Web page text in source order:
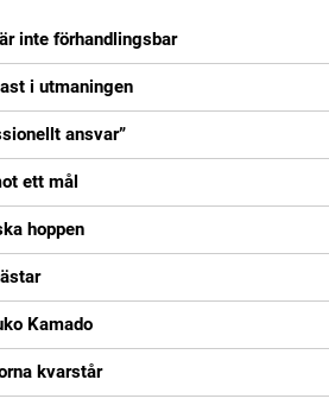
inte förhandlingsbar
i utmaningen
ansvar”
ett mål
hoppen
Kamado
kvarstår